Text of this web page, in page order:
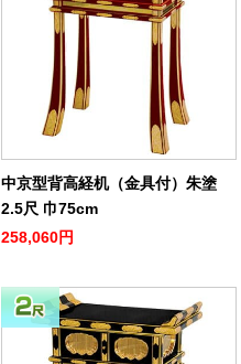
中京型背高経机（金具付）朱塗
2.5尺 巾75cm
258,060円